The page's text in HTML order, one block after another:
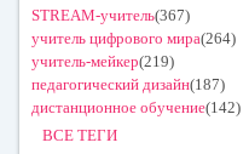
STREAM-учитель(367)
учитель цифрового мира(264)
учитель-мейкер(219)
педагогический дизайн(187)
дистанционное обучение(142)
ВСЕ ТЕГИ